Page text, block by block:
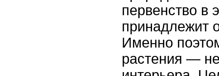
первенство в
принадлежит
Именно
растения —